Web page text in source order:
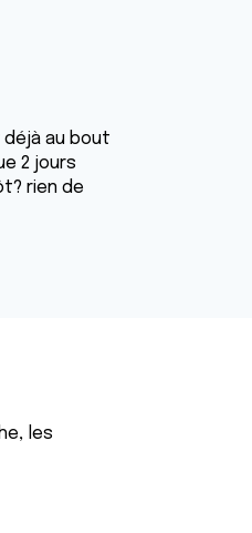
au bout
2 jours
rien de
les